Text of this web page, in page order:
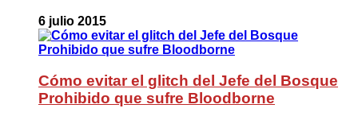
6 julio 2015
Cómo evitar el glitch del Jefe del Bosque
Prohibido que sufre Bloodborne